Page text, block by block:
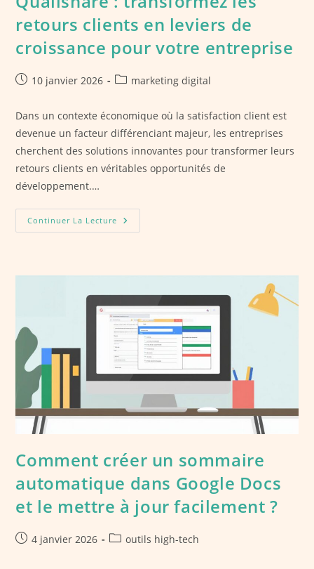
retours clients en leviers de
croissance pour votre entreprise
Publication
10 janvier 2026
Postmarketing digital
Dans un contexte économique où la satisfaction client est
devenue un facteur différenciant majeur, les entreprises
cherchent des solutions innovantes pour transformer leurs
retours clients en véritables opportunités de
développement.…
Continuer La Lecture Qualishare
:
En
De
Croissance
Pour
Votre
Entreprise
Comment créer un sommaire
automatique dans Google Docs
et le mettre à jour facilement ?
Publication
4 janvier 2026
Postoutils high-tech